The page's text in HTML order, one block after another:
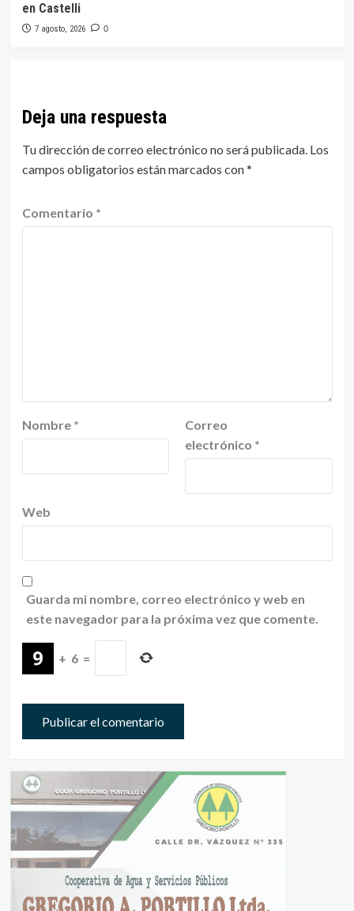
en Castelli
7 agosto, 2026 0
Deja una respuesta
Tu dirección de correo electrónico no será publicada. Los
campos obligatorios están marcados con*
Comentario *
Nombre *
Correo
electrónico *
Web
Guarda mi nombre, correo electrónico y web en
este navegador para la próxima vez que comente.
+ 6 =